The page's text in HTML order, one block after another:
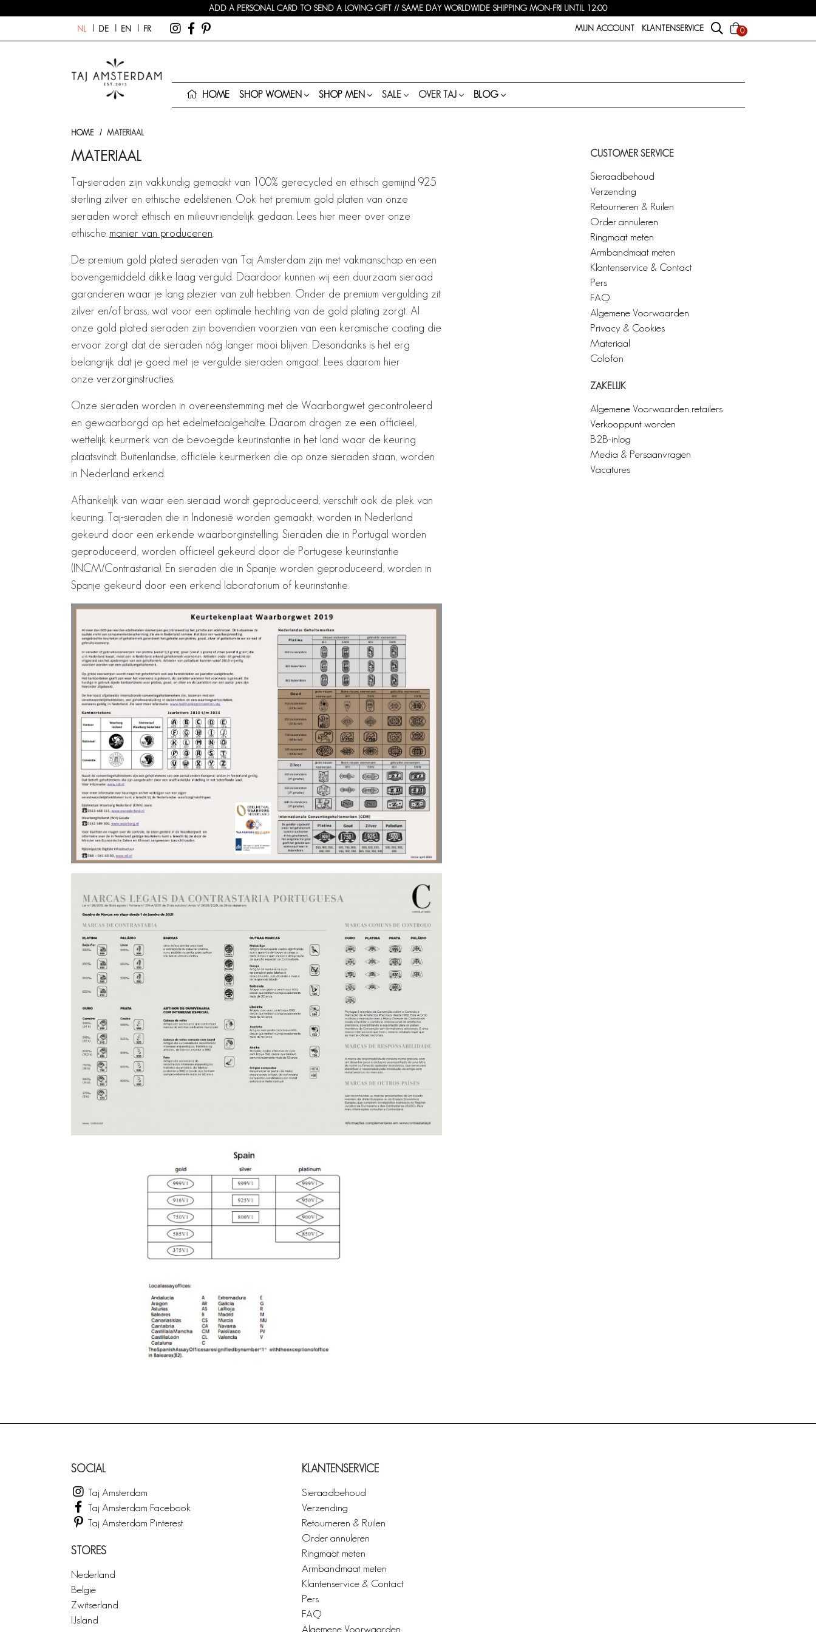
ADD A PERSONAL CARD TO SEND A LOVING GIFT // SAME DAY WORLDWIDE SHIPPING MON-FRI UNTIL 12:00
NL DE EN FR MIJN ACCOUNT KLANTENSERVICE 0
HOME SHOP WOMEN SHOP MEN SALE OVER TAJ BLOG
HOME MATERIAAL
MATERIAAL
Taj-sieraden zijn vakkundig gemaakt van 100% gerecycled en ethisch gemijnd 925
sterling zilver en ethische edelstenen. Ook het premium gold platen van onze
sieraden wordt ethisch en milieuvriendelijk gedaan. Lees hier meer over onze
ethische manier van produceren
De premium gold plated sieraden van Taj Amsterdam zijn met vakmanschap en een
bovengemiddeld dikke laag verguld. Daardoor kunnen wij een duurzaam sieraad
garanderen waar je lang plezier van zult hebben. Onder de premium vergulding zit
zilver en/of brass, wat voor een optimale hechting van de gold plating zorgt. Al
onze gold plated sieraden zijn bovendien voorzien van een keramische coating die
ervoor zorgt dat de sieraden nóg langer mooi blijven. Desondanks is het erg
belangrijk dat je goed met je vergulde sieraden omgaat. Lees daarom hier
onze verzorginstructies
Onze sieraden worden in overeenstemming met de Waarborgwet gecontroleerd
en gewaarborgd op het edelmetaalgehalte. Daarom dragen ze een officieel,
wettelijk keurmerk van de bevoegde keurinstantie in het land waar de keuring
plaatsvindt. Buitenlandse, officiële keurmerken die op onze sieraden staan, worden
in Nederland erkend.
Afhankelijk van waar een sieraad wordt geproduceerd, verschilt ook de plek van
keuring. Taj-sieraden die in Indonesië worden gemaakt, worden in Nederland
gekeurd door een erkende waarborginstelling. Sieraden die in Portugal worden
geproduceerd, worden officieel gekeurd door de Portugese keurinstantie
(INCM/Contrastaria). En sieraden die in Spanje worden geproduceerd, worden in
Spanje gekeurd door een erkend laboratorium of keurinstantie.
CUSTOMER SERVICE
Sieraadbehoud
Verzending
Retourneren & Ruilen
Order annuleren
Ringmaat meten
Armbandmaat meten
Klantenservice & Contact
Pers
FAQ
Algemene Voorwaarden
Privacy & Cookies
Materiaal
Colofon
ZAKELIJK
Algemene Voorwaarden retailers
Verkooppunt worden
B2B-inlog
Media & Persaanvragen
Vacatures
SOCIAL
Taj Amsterdam
Taj Amsterdam Facebook
Taj Amsterdam Pinterest
STORES
Nederland
België
Zwitserland
IJsland
KLANTENSERVICE
Sieraadbehoud
Verzending
Retourneren & Ruilen
Order annuleren
Ringmaat meten
Armbandmaat meten
Klantenservice & Contact
Pers
FAQ
Algemene Voorwaarden